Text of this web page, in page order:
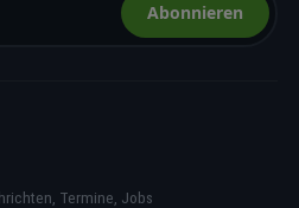
Abonnieren
Termine, Jobs